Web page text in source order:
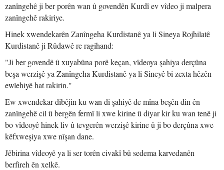
zanîngehê ji ber porên wan û govendên Kurdî ev vîdeo ji malpera
zanîngehê rakiriye.
Hinek xwendekarên Zanîngeha Kurdistanê ya li Sineya Rojhilatê
Kurdistanê ji Rûdawê re ragihand:
"Ji ber govendê û xuyabûna porê keçan, vîdeoya şahiya derçûna
beşa werzişê ya Zanîngeha Kurdistanê ya li Sineyê bi zexta hêzên
ewlehiyê hat rakirin."
Ew xwendekar dibêjin ku wan di şahiyê de mîna beşên din ên
zanîngehê cil û bergên fermî li xwe kirine û diyar kir ku wan tenê ji
bo vîdeoyê hinek liv û tevgerên werzişê kirine û ji bo derçûna xwe
kêfxweşiya xwe nîşan dane.
Jêbirina vîdeoyê ya li ser torên civakî bû sedema karvedanên
berfireh ên xelkê.